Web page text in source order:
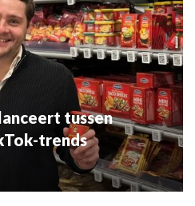
tussen
trends